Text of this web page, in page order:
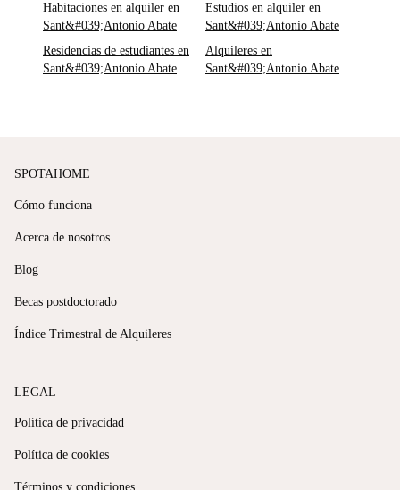
Habitaciones en alquiler en
Sant&#039;Antonio Abate
Estudios en alquiler en
Sant&#039;Antonio Abate
Residencias de estudiantes en
Sant&#039;Antonio Abate
Alquileres en
Sant&#039;Antonio Abate
SPOTAHOME
Cómo funciona
Acerca de nosotros
Blog
Becas postdoctorado
Índice Trimestral de Alquileres
LEGAL
Política de privacidad
Política de cookies
Términos y condiciones